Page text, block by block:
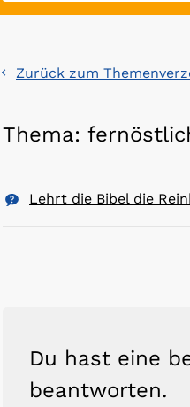
Zurück zum
Thema:
Lehrt die Bibel die
Du hast eine
beantworten.